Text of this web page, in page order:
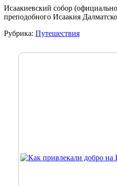
Исаакиевский собор
преподобного Исаакия
Рубрика: Путешествия